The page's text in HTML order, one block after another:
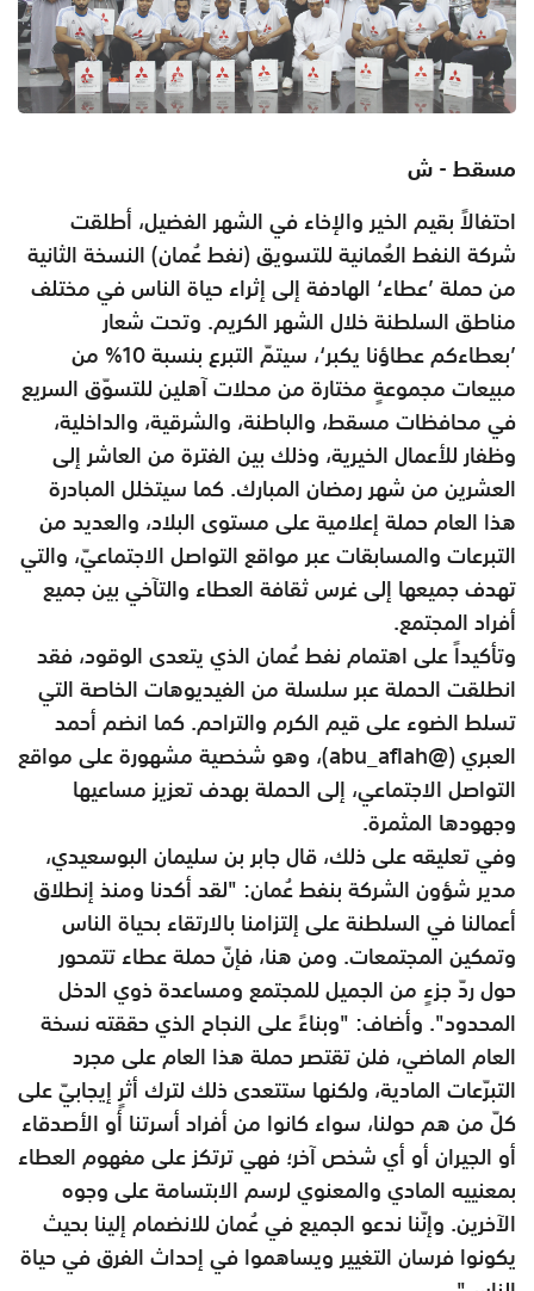
مسقط - ش
احتفالاً بقيم الخير والإخاء في الشهر الفضيل، أطلقت
شركة النفط العُمانية للتسويق (نفط عُمان) النسخة الثانية
من حملة ’عطاء‘ الهادفة إلى إثراء حياة الناس في مختلف
مناطق السلطنة خلال الشهر الكريم. وتحت شعار
’بعطاءكم عطاؤنا يكبر‘، سيتمّ التبرع بنسبة 10% من
مبيعات مجموعةٍ مختارة من محلات آهلين للتسوّق السريع
في محافظات مسقط، والباطنة، والشرقية، والداخلية،
وظفار للأعمال الخيرية، وذلك بين الفترة من العاشر إلى
العشرين من شهر رمضان المبارك. كما سيتخلل المبادرة
هذا العام حملة إعلامية على مستوى البلاد، والعديد من
التبرعات والمسابقات عبر مواقع التواصل الاجتماعيّ، والتي
تهدف جميعها إلى غرس ثقافة العطاء والتآخي بين جميع
أفراد المجتمع.
وتأكيداً على اهتمام نفط عُمان الذي يتعدى الوقود، فقد
انطلقت الحملة عبر سلسلة من الفيديوهات الخاصة التي
تسلط الضوء على قيم الكرم والتراحم. كما انضم أحمد
العبري (@abu_aflah)، وهو شخصية مشهورة على مواقع
التواصل الاجتماعي، إلى الحملة بهدف تعزيز مساعيها
وجهودها المثمرة.
وفي تعليقه على ذلك، قال جابر بن سليمان البوسعيدي،
مدير شؤون الشركة بنفط عُمان: "لقد أكدنا ومنذ إنطلاق
أعمالنا في السلطنة على إلتزامنا بالارتقاء بحياة الناس
وتمكين المجتمعات. ومن هنا، فإنّ حملة عطاء تتمحور
حول ردّ جزءٍ من الجميل للمجتمع ومساعدة ذوي الدخل
المحدود". وأضاف: "وبناءً على النجاح الذي حققته نسخة
العام الماضي، فلن تقتصر حملة هذا العام على مجرد
التبرّعات المادية، ولكنها ستتعدى ذلك لترك أثرٍ إيجابيّ على
كلّ من هم حولنا، سواء كانوا من أفراد أسرتنا أو الأصدقاء
أو الجيران أو أي شخص آخر؛ فهي ترتكز على مفهوم العطاء
بمعنييه المادي والمعنوي لرسم الابتسامة على وجوه
الآخرين. وإنّنا ندعو الجميع في عُمان للانضمام إلينا بحيث
يكونوا فرسان التغيير ويساهموا في إحداث الفرق في حياة